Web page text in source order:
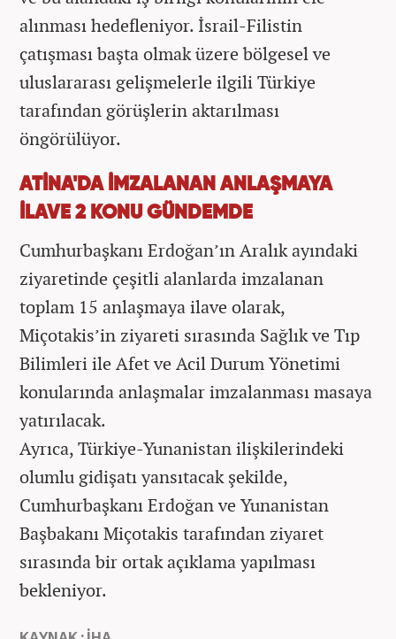
alınması hedefleniyor. İsrail-Filistin
çatışması başta olmak üzere bölgesel ve
uluslararası gelişmelerle ilgili Türkiye
tarafından görüşlerin aktarılması
öngörülüyor.
ATİNA'DA İMZALANAN ANLAŞMAYA
İLAVE 2 KONU GÜNDEMDE
Cumhurbaşkanı Erdoğan’ın Aralık ayındaki
ziyaretinde çeşitli alanlarda imzalanan
toplam 15 anlaşmaya ilave olarak,
Miçotakis’in ziyareti sırasında Sağlık ve Tıp
Bilimleri ile Afet ve Acil Durum Yönetimi
konularında anlaşmalar imzalanması masaya
yatırılacak.
Ayrıca, Türkiye-Yunanistan ilişkilerindeki
olumlu gidişatı yansıtacak şekilde,
Cumhurbaşkanı Erdoğan ve Yunanistan
Başbakanı Miçotakis tarafından ziyaret
sırasında bir ortak açıklama yapılması
bekleniyor.